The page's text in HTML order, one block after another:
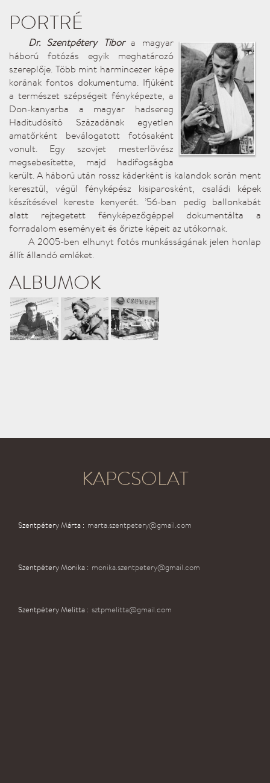
PORTRÉ
Dr. Szentpétery Tibora magyar
háború fotózás egyik meghatározó
szereplője. Több mint harmincezer képe
korának fontos dokumentuma. Ifjúként
a természet szépségeit fényképezte, a
Don-kanyarba a magyar hadsereg
Haditudósító Századának egyetlen
amatőrként beválogatott fotósaként
vonult. Egy szovjet mesterlövész
megsebesítette, majd hadifogságba
került. A háború után rossz káderként is kalandok során ment
keresztül, végül fényképész kisiparosként, családi képek
készítésével kereste kenyerét. ’56-ban pedig ballonkabát
alatt rejtegetett fényképezőgéppel dokumentálta a
forradalom eseményeit és őrizte képeit az utókornak.
A 2005-ben elhunyt fotós munkásságának jelen honlap
állít állandó emléket.
ALBUMOK
KAPCSOLAT
Szentpétery Márta : marta.szentpetery@gmail.com
Szentpétery Monika : monika.szentpetery@gmail.com
Szentpétery Melitta : sztpmelitta@gmail.com